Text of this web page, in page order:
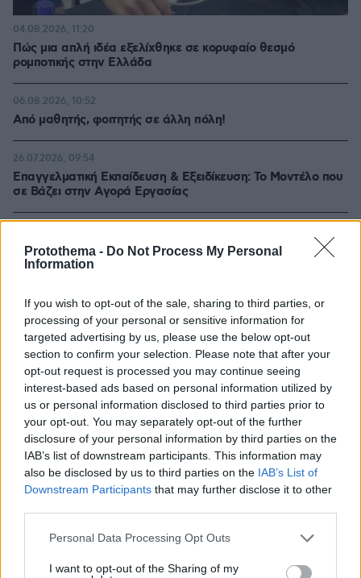
Protothema - Do Not Process My Personal
Information
If you wish to opt-out of the sale, sharing to third parties, or
processing of your personal or sensitive information for
targeted advertising by us, please use the below opt-out
section to confirm your selection. Please note that after your
opt-out request is processed you may continue seeing
interest-based ads based on personal information utilized by
us or personal information disclosed to third parties prior to
your opt-out. You may separately opt-out of the further
disclosure of your personal information by third parties on the
IAB’s list of downstream participants. This information may
also be disclosed by us to third parties on the IAB’s List of
Downstream Participants that may further disclose it to other
Please note that this website/app uses one or more Google
not limited to your visit or usage behaviour. You may click to
Personal Data Processing Opt Outs
I want to opt-out of the Sharing of my
Πώς μια απλή ιδέα εξελίχθηκε σε κορυφαίο θεσμό
ρομποτικής στην Ελλάδα
04.08.2026, 11:20
Από μαθητής, φοιτητής σε άλλη πόλη!
06.08.2026, 10:52
Επαγγελματική Εκπαίδευση & Εξειδίκευση: Το Mοντέλο που
σε Bάζει στην Aγορά Eργασίας
26.07.2026, 09:54
ΡΟΗ ΕΙΔΗΣΕΩΝ
Παρέμβαση της Αρχής Πολιτικής Αεροπορίας μετά την
προσγείωση ελικοπτέρου στο Σαρακήνικο, αυστηρή
σύσταση για την ασφάλεια των πολιτών
πριν 7 λεπτά
5 ελληνικά νησιά για ήσυχες διακοπές
πριν 14 λεπτά
Πόσο πειράζει να κοιμόμαστε με ανοιχτό ανεμιστήρα –
Ο ειδικός απαντά
πριν 20 λεπτά
οι ίδιες τα μαλλιά και το μακιγιάζ τους
πριν 22 λεπτά